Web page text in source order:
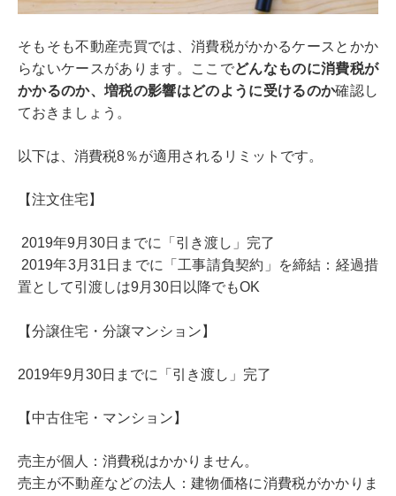
そもそも不動産売買では、消費税がかかるケースとかか
らないケースがあります。ここでどんなものに消費税が
かかるのか、増税の影響はどのように受けるのか確認し
ておきましょう。
以下は、消費税8％が適用されるリミットです。
【注文住宅】
2019年9月30日までに「引き渡し」完了
2019年3月31日までに「工事請負契約」を締結：経過措
置として引渡しは9月30日以降でもOK
【分譲住宅・分譲マンション】
2019年9月30日までに「引き渡し」完了
【中古住宅・マンション】
売主が個人：消費税はかかりません。
売主が不動産などの法人：建物価格に消費税がかかりま